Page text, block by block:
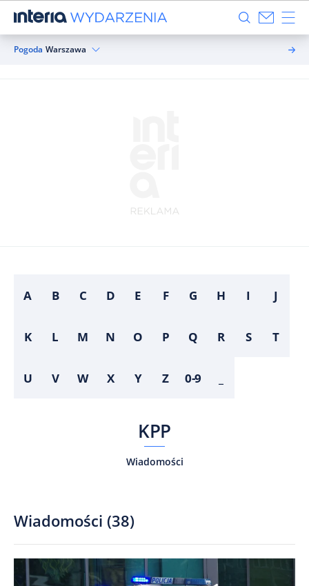
Pogoda Warszawa
A B C D E F G H I J
K L M N O P Q R S T
U V W X Y Z 0-9
KPP
Wiadomości
Wiadomości (38)